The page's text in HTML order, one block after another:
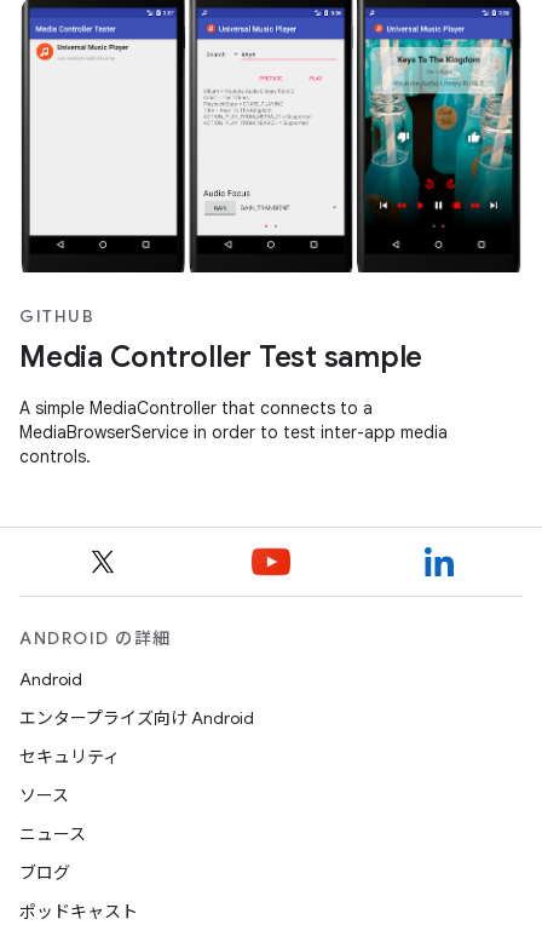
GITHUB
Media Controller Test sample
A simple MediaController that connects to a
MediaBrowserService in order to test inter-app media
controls.
ANDROID の詳細
Android
エンタープライズ向け Android
セキュリティ
ソース
ニュース
ブログ
ポッドキャスト